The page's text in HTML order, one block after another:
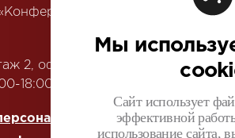
Олега Бунина»
2, офис №16.
18:00)
данных
Мы
Сайт использует
эффективной
использование сайта,